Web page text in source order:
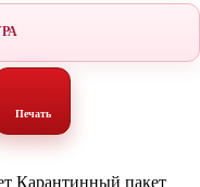
Печать
Карантинный пакет